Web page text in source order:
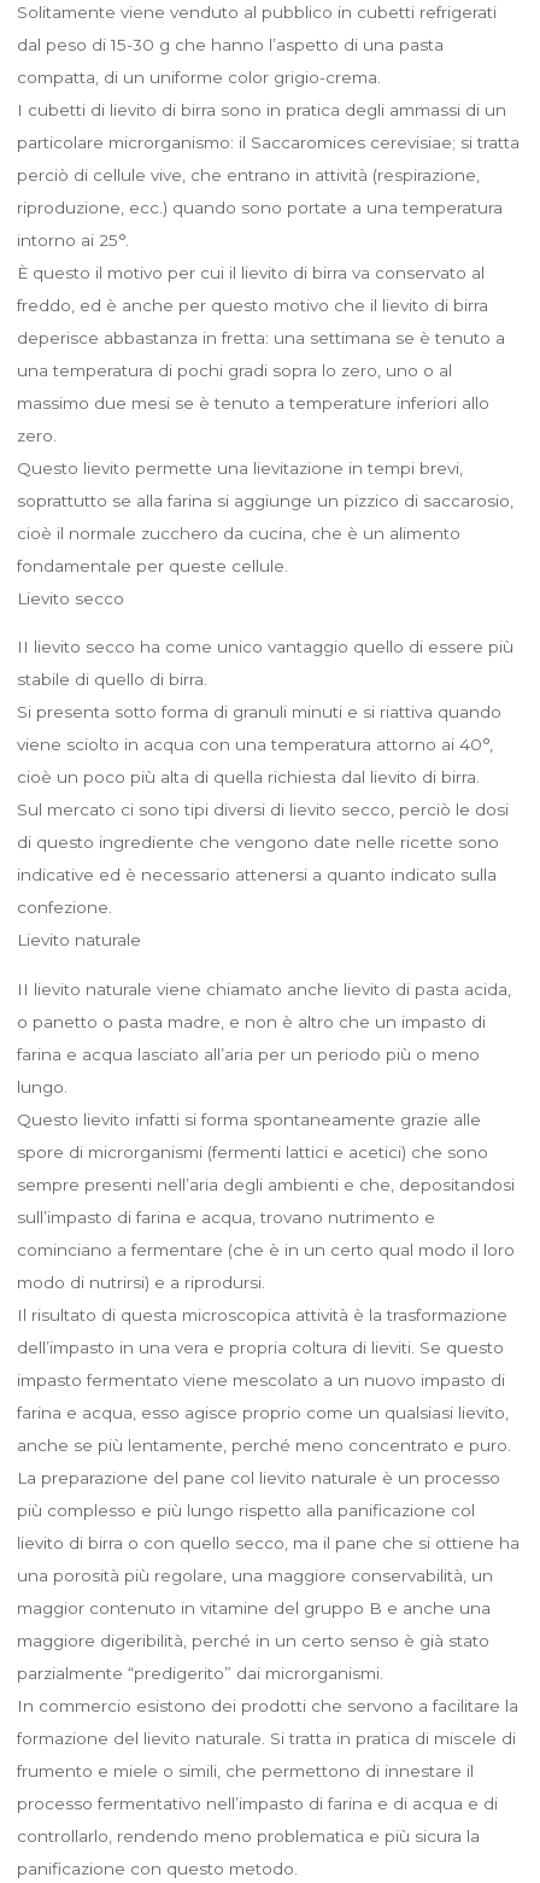
Solitamente viene venduto al pubblico in cubetti refrigerati
dal peso di 15-30 g che hanno l’aspetto di una pasta
compatta, di un uniforme color grigio-crema.
I cubetti di lievito di birra sono in pratica degli ammassi di un
particolare microrganismo: il Saccaromices cerevisiae; si tratta
perciò di cellule vive, che entrano in attività (respirazione,
riproduzione, ecc.) quando sono portate a una temperatura
intorno ai 25°.
È questo il motivo per cui il lievito di birra va conservato al
freddo, ed è anche per questo motivo che il lievito di birra
deperisce abbastanza in fretta: una settimana se è tenuto a
una temperatura di pochi gradi sopra lo zero, uno o al
massimo due mesi se è tenuto a temperature inferiori allo
zero.
Questo lievito permette una lievitazione in tempi brevi,
soprattutto se alla farina si aggiunge un pizzico di saccarosio,
cioè il normale zucchero da cucina, che è un alimento
fondamentale per queste cellule.
Lievito secco
II lievito secco ha come unico vantaggio quello di essere più
stabile di quello di birra.
Si presenta sotto forma di granuli minuti e si riattiva quando
viene sciolto in acqua con una temperatura attorno ai 40°,
cioè un poco più alta di quella richiesta dal lievito di birra.
Sul mercato ci sono tipi diversi di lievito secco, perciò le dosi
di questo ingrediente che vengono date nelle ricette sono
indicative ed è necessario attenersi a quanto indicato sulla
confezione.
Lievito naturale
II lievito naturale viene chiamato anche lievito di pasta acida,
o panetto o pasta madre, e non è altro che un impasto di
farina e acqua lasciato all’aria per un periodo più o meno
lungo.
Questo lievito infatti si forma spontaneamente grazie alle
spore di microrganismi (fermenti lattici e acetici) che sono
sempre presenti nell’aria degli ambienti e che, depositandosi
sull’impasto di farina e acqua, trovano nutrimento e
cominciano a fermentare (che è in un certo qual modo il loro
modo di nutrirsi) e a riprodursi.
Il risultato di questa microscopica attività è la trasformazione
dell’impasto in una vera e propria coltura di lieviti. Se questo
impasto fermentato viene mescolato a un nuovo impasto di
farina e acqua, esso agisce proprio come un qualsiasi lievito,
anche se più lentamente, perché meno concentrato e puro.
La preparazione del pane col lievito naturale è un processo
più complesso e più lungo rispetto alla panificazione col
lievito di birra o con quello secco, ma il pane che si ottiene ha
una porosità più regolare, una maggiore conservabilità, un
maggior contenuto in vitamine del gruppo B e anche una
maggiore digeribilità, perché in un certo senso è già stato
parzialmente “predigerito” dai microrganismi.
In commercio esistono dei prodotti che servono a facilitare la
formazione del lievito naturale. Si tratta in pratica di miscele di
frumento e miele o simili, che permettono di innestare il
processo fermentativo nell’impasto di farina e di acqua e di
controllarlo, rendendo meno problematica e più sicura la
panificazione con questo metodo.